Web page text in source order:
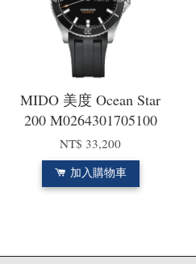
MIDO 美度 Ocean Star
200 M0264301705100
NT$ 33,200
加入購物車